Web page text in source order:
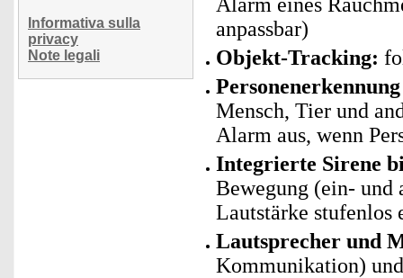
Informativa sulla
privacy
Note legali
anpassbar)
Objekt-Tracking:
Mensch, Tier und
Alarm aus, wenn
Integrierte Sirene
Bewegung (ein- und
Lautstärke stufenlos
Lautsprecher und
Kommunikation)